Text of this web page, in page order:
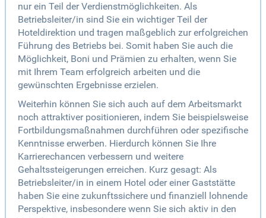
nur ein Teil der Verdienstmöglichkeiten. Als
Betriebsleiter/in sind Sie ein wichtiger Teil der
Hoteldirektion und tragen maßgeblich zur erfolgreichen
Führung des Betriebs bei. Somit haben Sie auch die
Möglichkeit, Boni und Prämien zu erhalten, wenn Sie
mit Ihrem Team erfolgreich arbeiten und die
gewünschten Ergebnisse erzielen.
Weiterhin können Sie sich auch auf dem Arbeitsmarkt
noch attraktiver positionieren, indem Sie beispielsweise
Fortbildungsmaßnahmen durchführen oder spezifische
Kenntnisse erwerben. Hierdurch können Sie Ihre
Karrierechancen verbessern und weitere
Gehaltssteigerungen erreichen. Kurz gesagt: Als
Betriebsleiter/in in einem Hotel oder einer Gaststätte
haben Sie eine zukunftssichere und finanziell lohnende
Perspektive, insbesondere wenn Sie sich aktiv in den